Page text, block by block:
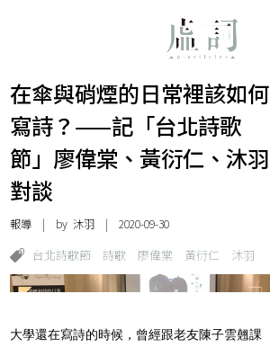
在傘與硝煙的日常裡該如何
寫詩？——記「台北詩歌
節」廖偉棠、黃衍仁、沐羽
對談
報導 | by沐羽 | 2020-09-30
台北詩歌節 詩歌 廖偉棠 黃衍仁 沐羽
大學還在寫詩的時候，曾經跟老友陳子雲翹課